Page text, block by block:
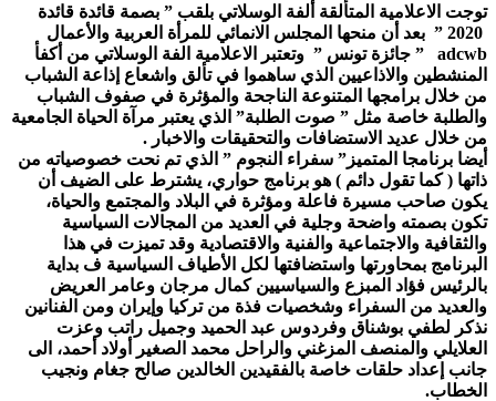
توجت الاعلامية المتألقة ألفة الوسلاتي بلقب ” بصمة قائدة قائدة
2020 ” بعد أن منحها المجلس الانمائي للمرأة العربية والأعمال
adcwb ” جائزة تونس ” وتعتبر الاعلامية الفة الوسلاتي من أكفأ
المنشطين والاذاعيين الذي ساهموا في تألق واشعاع إذاعة الشباب
من خلال برامجها المتنوعة الناجحة والمؤثرة في صفوف الشباب
والطلبة خاصة مثل ” صوت الطلبة” الذي يعتبر مرآة الحياة الجامعية
من خلال عديد الاستضافات والتحقيقات والاخبار .
أيضا برنامجا المتميز” سفراء النجوم ” الذي تم نحت خصوصياته من
ذاتها ( كما تقول دائم ) هو برنامج حواري، يشترط على الضيف أن
يكون صاحب مسيرة فاعلة ومؤثرة في البلاد والمجتمع والحياة،
تكون بصمته واضحة وجلية في العديد من المجالات السياسية
والثقافية والاجتماعية والفنية والاقتصادية وقد تميزت في هذا
البرنامج بمحاورتها واستضافتها لكل الأطياف السياسية ف بداية
بالرئيس فؤاد المبزع والسياسيين كمال مرجان وعامر العريض
والعديد من السفراء وشخصيات فذة من تركيا وإيران ومن الفنانين
نذكر لطفي بوشناق وفردوس عبد الحميد وجميل راتب وعزت
العلايلي والمنصف المزغني والراحل محمد الصغير أولاد أحمد، الى
جانب إعداد حلقات خاصة بالفقيدين الخالدين صالح جغام ونجيب
الخطاب.